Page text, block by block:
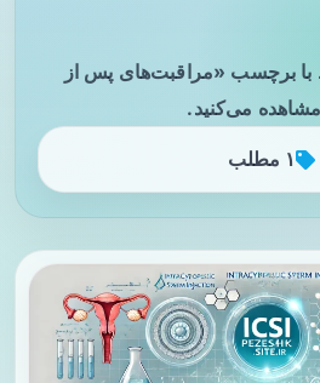
با برچسب «مراقبت‌های پس از
۱ مطلب